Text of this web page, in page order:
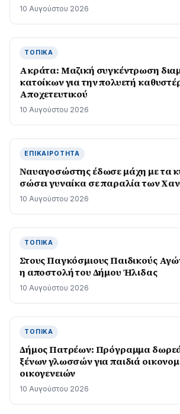
10 Αυγούστου 2026
ΤΟΠΙΚΆ
Ακράτα: Μαζική συγκέντρωση
κατοίκων για την πολυετή
Αποχετευτικού
10 Αυγούστου 2026
ΕΠΙΚΑΙΡΌΤΗΤΑ
Ναυαγοσώστης έδωσε μάχη με τα
σώσει γυναίκα σε παραλία των
10 Αυγούστου 2026
ΤΟΠΙΚΆ
Στους Παγκόσμιους Παιδικούς
η αποστολή του Δήμου Ήλιδας
10 Αυγούστου 2026
ΤΟΠΙΚΆ
Δήμος Πατρέων: Πρόγραμμα
ξένων γλωσσών για παιδιά
οικογενειών
10 Αυγούστου 2026